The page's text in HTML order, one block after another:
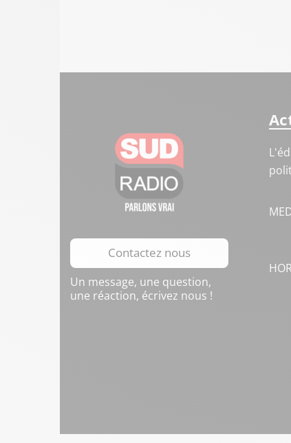
Contactez nous
Un message, une question,
une réaction, écrivez nous !